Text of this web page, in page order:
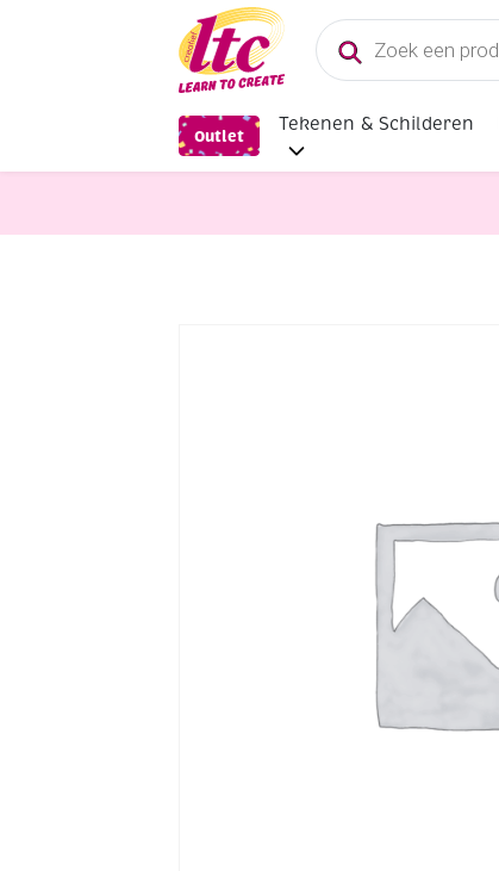
Producten
zoeken
Outlet
Tekenen & Schilderen